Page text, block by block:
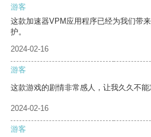
游客
这款加速器VPM应用程序已经为我们带
护。
2024-02-16
游客
这款游戏的剧情非常感人，让我久久不能
2024-02-16
游客